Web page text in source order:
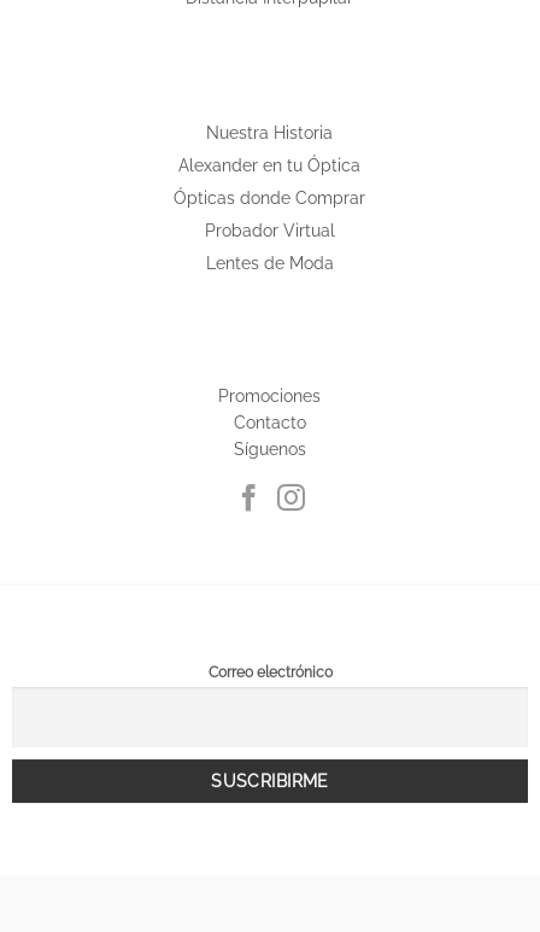
Nuestra Historia
Alexander en tu Óptica
Ópticas donde Comprar
Probador Virtual
Lentes de Moda
Promociones
Contacto
Síguenos
Correo electrónico